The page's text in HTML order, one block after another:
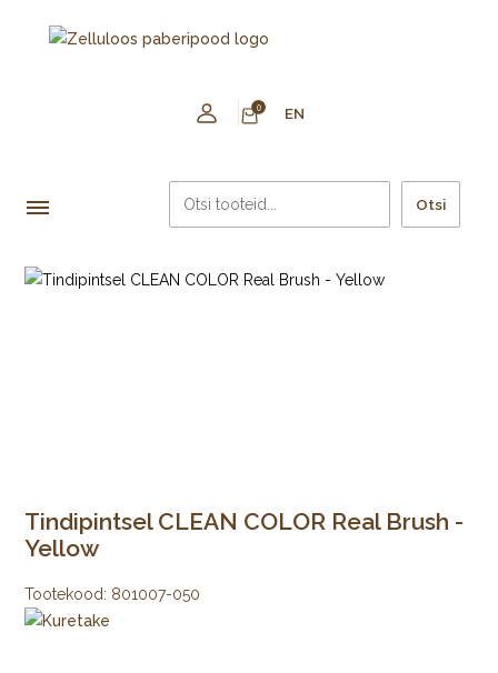
0 EN
Otsi
Tindipintsel CLEAN COLOR Real Brush -
Yellow
Tootekood: 801007-050